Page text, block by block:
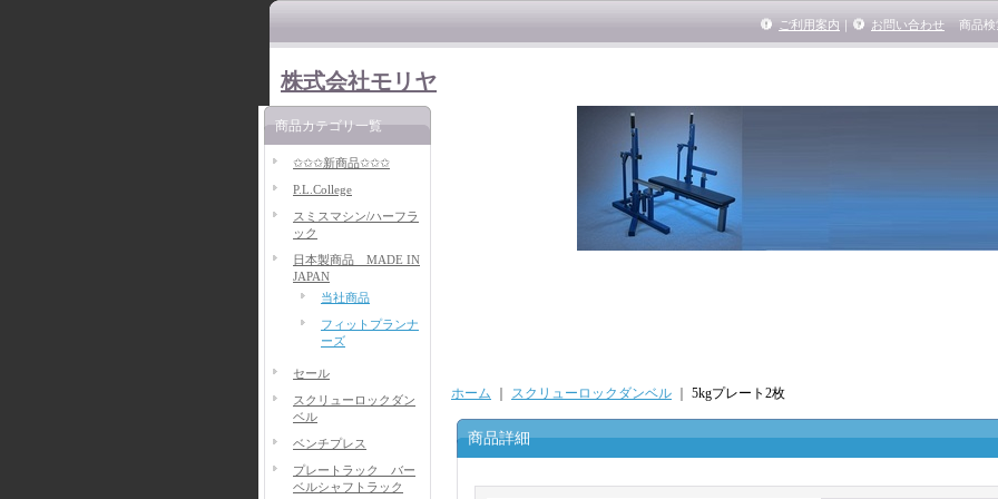
株式会社モリヤ
ご利用案内 ｜ お問い合わせ 商品検
商品カテゴリ一覧
✩✩✩新商品✩✩✩
P.L.College
スミスマシン/ハーフラ
ック
日本製商品 MADE IN
JAPAN
当社商品
フィットプランナ
ーズ
セール
スクリューロックダン
ベル
ベンチプレス
プレートラック バー
ベルシャフトラック
ホーム スクリューロックダンベル 5kgプレート2枚
商品詳細